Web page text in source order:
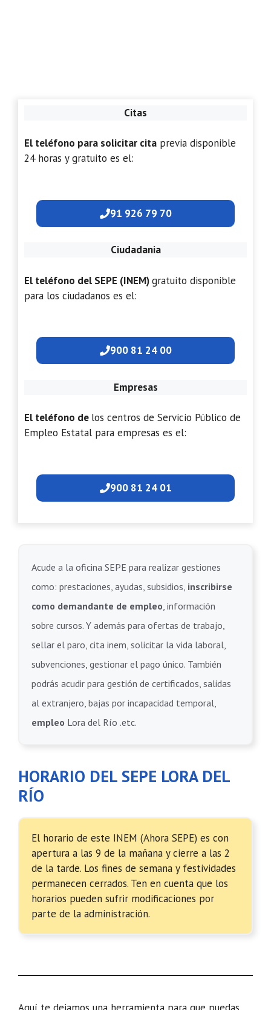
Citas
El teléfono para solicitar cita previa disponible
24 horas y gratuito es el:
91 926 79 70
Ciudadania
El teléfono del SEPE (INEM)gratuito disponible
para los ciudadanos es el:
900 81 24 00
Empresas
El teléfono de los centros de Servicio Público de
Empleo Estatal para empresas es el:
900 81 24 01
Acude a la oficina SEPE para realizar gestiones
como: prestaciones, ayudas, subsidios, inscribirse
como demandante de empleo, información
sobre cursos. Y además para ofertas de trabajo,
sellar el paro, cita inem, solicitar la vida laboral,
subvenciones, gestionar el pago único. También
podrás acudir para gestión de certificados, salidas
al extranjero, bajas por incapacidad temporal,
empleo Lora del Río .etc.
HORARIO DEL SEPE LORA DEL
RÍO
El horario de este INEM (Ahora SEPE) es con
apertura a las 9 de la mañana y cierre a las 2
de la tarde. Los fines de semana y festividades
permanecen cerrados. Ten en cuenta que los
horarios pueden sufrir modificaciones por
parte de la administración.